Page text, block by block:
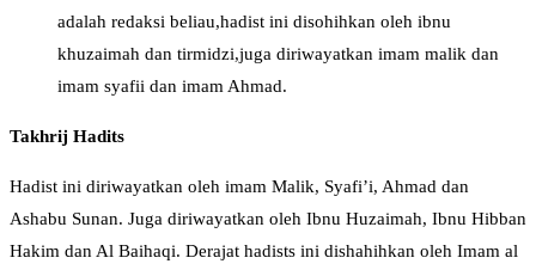
adalah redaksi beliau,hadist ini disohihkan oleh ibnu
khuzaimah dan tirmidzi,juga diriwayatkan imam malik dan
imam syafii dan imam Ahmad.
Takhrij Hadits
Hadist ini diriwayatkan oleh imam Malik, Syafi’i, Ahmad dan
Ashabu Sunan. Juga diriwayatkan oleh Ibnu Huzaimah, Ibnu Hibban
Hakim dan Al Baihaqi. Derajat hadists ini dishahihkan oleh Imam al